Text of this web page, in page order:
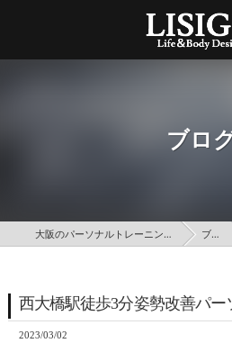
ブロ
大阪のパーソナルトレーニングはLISIGN ブログ
西大橋駅徒歩3分姿勢改善パー
2023/03/02